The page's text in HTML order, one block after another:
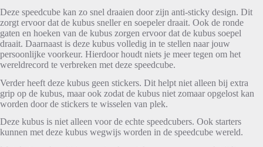
Deze speedcube kan zo snel draaien door zijn anti-sticky design. Dit
zorgt ervoor dat de kubus sneller en soepeler draait. Ook de ronde
gaten en hoeken van de kubus zorgen ervoor dat de kubus soepel
draait. Daarnaast is deze kubus volledig in te stellen naar jouw
persoonlijke voorkeur. Hierdoor houdt niets je meer tegen om het
wereldrecord te verbreken met deze speedcube.
Verder heeft deze kubus geen stickers. Dit helpt niet alleen bij extra
grip op de kubus, maar ook zodat de kubus niet zomaar opgelost kan
worden door de stickers te wisselen van plek.
Deze kubus is niet alleen voor de echte speedcubers. Ook starters
kunnen met deze kubus wegwijs worden in de speedcube wereld.